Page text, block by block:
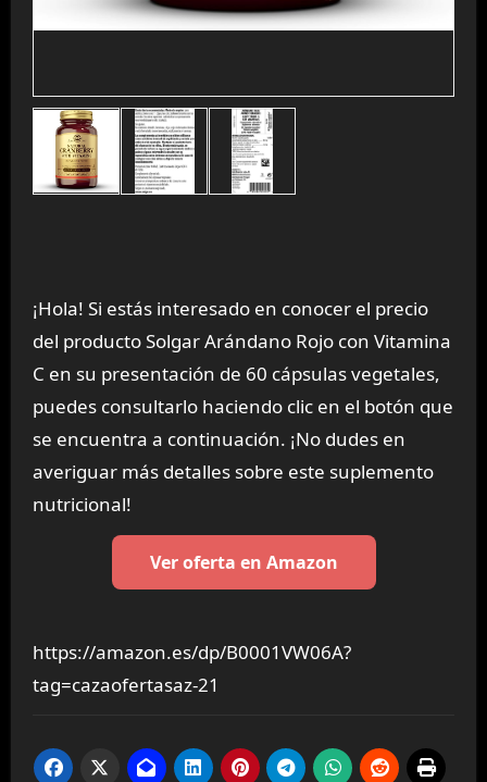
¡Hola! Si estás interesado en conocer el precio
del producto Solgar Arándano Rojo con Vitamina
C en su presentación de 60 cápsulas vegetales,
puedes consultarlo haciendo clic en el botón que
se encuentra a continuación. ¡No dudes en
averiguar más detalles sobre este suplemento
nutricional!
Ver oferta en Amazon
https://amazon.es/dp/B0001VW06A?
tag=cazaofertasaz-21